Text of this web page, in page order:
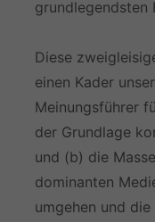
grundlegendsten
Diese
einen Kader
Meinungsführer
der Grundlage
und (b) die
dominanten
umgehen und